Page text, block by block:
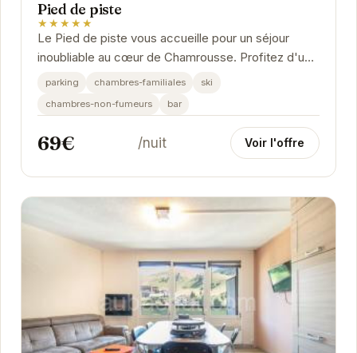
Pied de piste
★★★★★
Le Pied de piste vous accueille pour un séjour
inoubliable au cœur de Chamrousse. Profitez d'un
emplacement idéal, à proximité des pistes de ski...
parking chambres-familiales
ski
chambres-non-fumeurs
bar
69€ /nuit Voir l'offre